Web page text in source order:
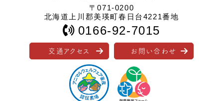
〒071-0200
北海道上川郡美瑛町春日台4221番地
0166-92-7015
交通アクセス お問い合わせ